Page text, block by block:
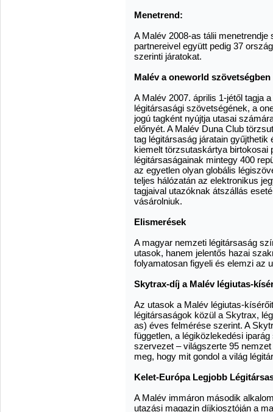
Menetrend:
A Malév 2008-as tálii
partnereivel együtt pedig 37
szerinti járatokat.
Malév aoneworld szövetségben
A Malév 2007. április 1-jétől tagja
légitársasági szövetségének, a
jogú tagként nyújtja utasai
előnyét. A Malév Duna Club
tag légitársaság járatain
kiemelt törzsutaskártya birtokosai
légitársaságainak mintegy 400
az egyetlen olyan globális
teljes hálózatán az elektronikus
tagjaival utazóknak átszállás
vásárolniuk.
Elismerések
A magyar nemzeti légitársaság
utasok, hanem jelentős hazai
folyamatosan figyeli és elemzi az
Skytrax-díj a Malév légiutas-
Az utasok a Malév légiutas-
légitársaságok közül a Skytrax,
as) éves felmérése szerint. A
független, a légiközlekedési
szervezet – világszerte 95
meg, hogy mit gondol a világ
Kelet-Európa Legjobb
A Malév immáron második
utazási magazin díjkiosztóján a